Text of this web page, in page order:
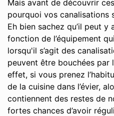
Mais avant de découvrir
pourquoi vos canalisations
Eh bien sachez qu’il peut y
fonction de l’équipement
lorsqu'il s’agit des
peuvent être bouchées par
effet, si vous prenez
de la cuisine dans l’évier,
contiennent des restes de
fortes chances d’avoir